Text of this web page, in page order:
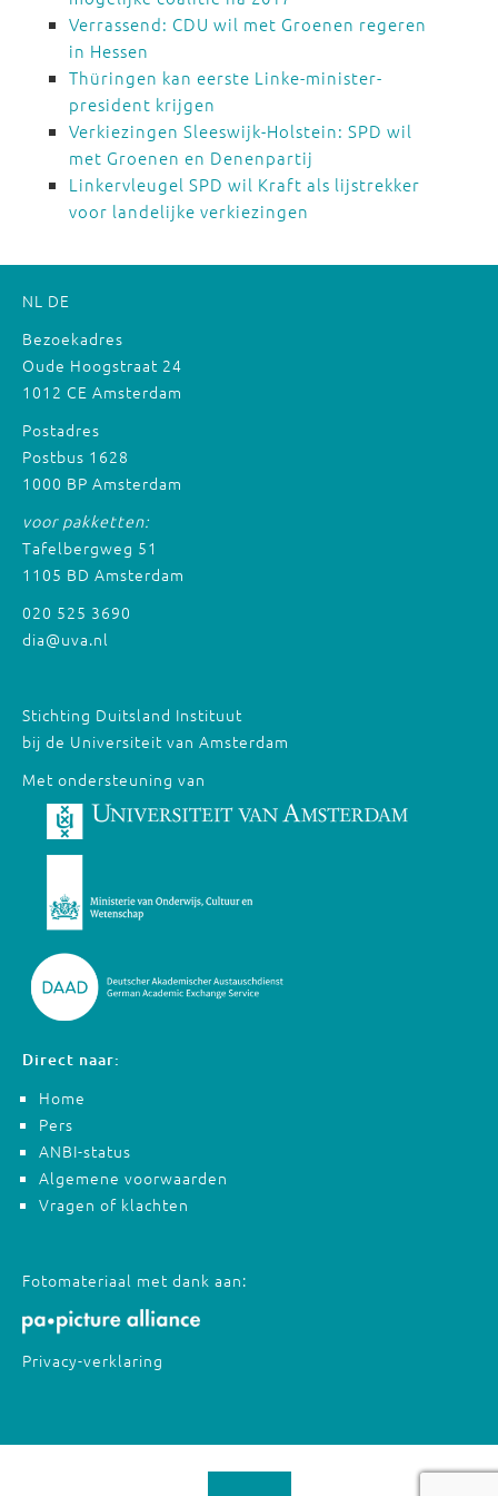
Verrassend: CDU wil met Groenen regeren
in Hessen
Thüringen kan eerste Linke-minister-
president krijgen
Verkiezingen Sleeswijk-Holstein: SPD wil
met Groenen en Denenpartij
Linkervleugel SPD wil Kraft als lijstrekker
voor landelijke verkiezingen
NL DE
Bezoekadres
Oude Hoogstraat 24
1012 CE Amsterdam
Postadres
Postbus 1628
1000 BP Amsterdam
voor pakketten:
Tafelbergweg 51
1105 BD Amsterdam
020 525 3690
dia@uva.nl
Stichting Duitsland Instituut
bij de Universiteit van Amsterdam
Met ondersteuning van
Direct naar:
Home
Pers
ANBI-status
Algemene voorwaarden
Vragen of klachten
Fotomateriaal met dank aan:
Privacy-verklaring